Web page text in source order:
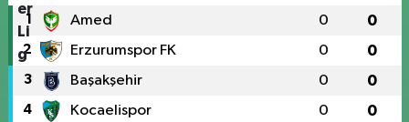
1 Amed 0 0
2 Erzurumspor FK 0 0
3 Başakşehir 0 0
4 Kocaelispor 0 0